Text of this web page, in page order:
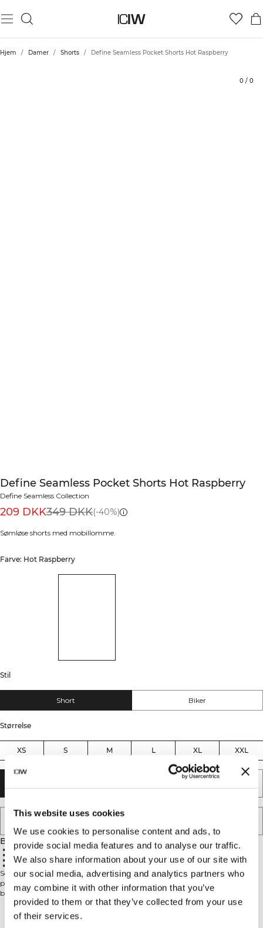
This website uses cookies
We use cookies to personalise content and ads, to
provide social media features and to analyse our traffic.
We also share information about your use of our site with
our social media, advertising and analytics partners who
may combine it with other information that you’ve
provided to them or that they’ve collected from your use
of their services.
Hjem / Damer / Shorts / Define Seamless Pocket Shorts Hot Raspberry
0 / 0
Define Seamless Pocket Shorts Hot Raspberry
Define Seamless Collection
209 DKK349 DKK(-40%)
Sømløse shorts med mobillomme.
Farve: Hot Raspberry
Stil
Short Biker
Størrelse
XS S M L XL XXL
Beskrivelse
Sømløs design
Høj talje
Mobillomme
4-vejs stræk
Sømløse shorts med mobillomme. Define Seamless er en af vores mest
populære kollektioner, og det kan man godt forstå. Det sømløse materiale er
blødt, elastisk og fleksibelt, hvilket resulterer i et stykke tøj med stor
bevægelighed og pasform. Med tights, sports-bh'er og toppe i flere trendy
farver, bliver Define Seamless din foretrukne kollektion af træningstøj til de
Technical Aspects